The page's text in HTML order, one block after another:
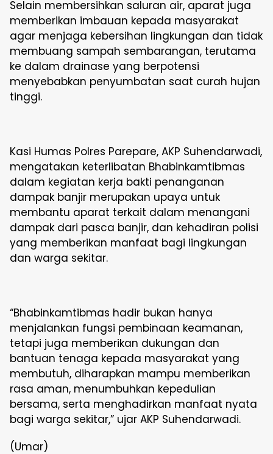
Selain membersihkan saluran air, aparat juga
memberikan imbauan kepada masyarakat
agar menjaga kebersihan lingkungan dan tidak
membuang sampah sembarangan, terutama
ke dalam drainase yang berpotensi
menyebabkan penyumbatan saat curah hujan
tinggi.
Kasi Humas Polres Parepare, AKP Suhendarwadi,
mengatakan keterlibatan Bhabinkamtibmas
dalam kegiatan kerja bakti penanganan
dampak banjir merupakan upaya untuk
membantu aparat terkait dalam menangani
dampak dari pasca banjir, dan kehadiran polisi
yang memberikan manfaat bagi lingkungan
dan warga sekitar.
“Bhabinkamtibmas hadir bukan hanya
menjalankan fungsi pembinaan keamanan,
tetapi juga memberikan dukungan dan
bantuan tenaga kepada masyarakat yang
membutuh, diharapkan mampu memberikan
rasa aman, menumbuhkan kepedulian
bersama, serta menghadirkan manfaat nyata
bagi warga sekitar,” ujar AKP Suhendarwadi.
(Umar)